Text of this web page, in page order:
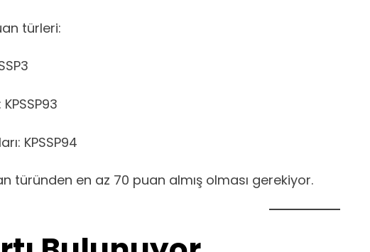
türleri:
KPSSP94
türünden en az 70 puan almış olması gerekiyor.